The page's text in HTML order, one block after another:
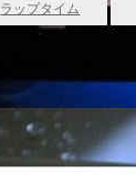
ラップタイム